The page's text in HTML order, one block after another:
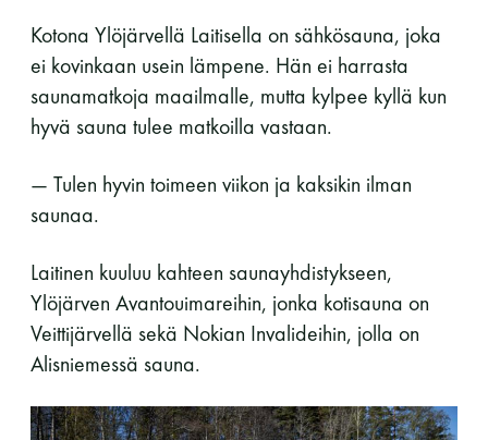
Kotona Ylöjärvellä Laitisella on sähkösauna, joka
ei kovinkaan usein lämpene. Hän ei harrasta
saunamatkoja maailmalle, mutta kylpee kyllä kun
hyvä sauna tulee matkoilla vastaan.
— Tulen hyvin toimeen viikon ja kaksikin ilman
saunaa.
Laitinen kuuluu kahteen saunayhdistykseen,
Ylöjärven Avantouimareihin, jonka kotisauna on
Veittijärvellä sekä Nokian Invalideihin, jolla on
Alisniemessä sauna.